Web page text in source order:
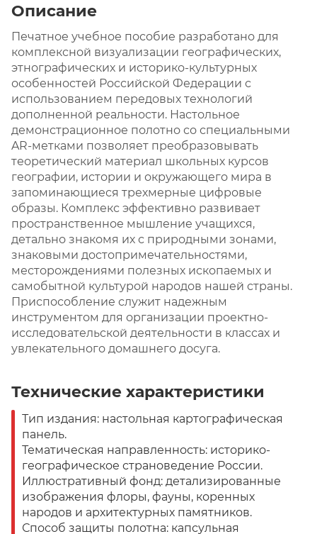
Описание
Печатное учебное пособие разработано для
комплексной визуализации географических,
этнографических и историко-культурных
особенностей Российской Федерации с
использованием передовых технологий
дополненной реальности. Настольное
демонстрационное полотно со специальными
AR-метками позволяет преобразовывать
теоретический материал школьных курсов
географии, истории и окружающего мира в
запоминающиеся трехмерные цифровые
образы. Комплекс эффективно развивает
пространственное мышление учащихся,
детально знакомя их с природными зонами,
знаковыми достопримечательностями,
месторождениями полезных ископаемых и
самобытной культурой народов нашей страны.
Приспособление служит надежным
инструментом для организации проектно-
исследовательской деятельности в классах и
увлекательного домашнего досуга.
Технические характеристики
Тип издания: настольная картографическая
панель.
Тематическая направленность: историко-
географическое страноведение России.
Иллюстративный фонд: детализированные
изображения флоры, фауны, коренных
народов и архитектурных памятников.
Способ защиты полотна: капсульная